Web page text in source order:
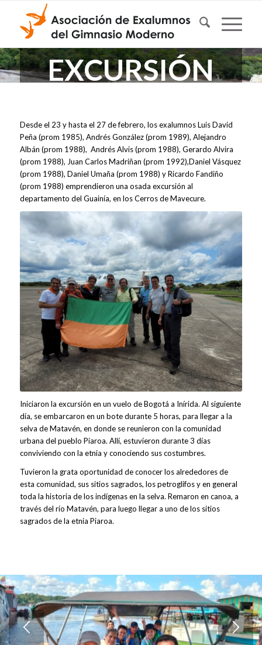
EXCURSIÓN
EXALUMNOS
2023
Cerros de Mavecure
Desde el 23 y hasta el 27 de febrero, los exalumnos Luis David
Peña (prom 1985), Andrés González (prom 1989), Alejandro
Albán (prom 1988), Andrés Alvis (prom 1988), Gerardo Alvira
(prom 1988), Juan Carlos Madriñan (prom 1992),Daniel Vásquez
(prom 1988), Daniel Umaña (prom 1988) y Ricardo Fandiño
(prom 1988) emprendieron una osada excursión al
departamento del Guainía, en los Cerros de Mavecure.
Iniciaron la excursión en un vuelo de Bogotá a Inírida. Al siguiente
día, se embarcaron en un bote durante 5 horas, para llegar a la
selva de Matavén, en donde se reunieron con la comunidad
urbana del pueblo Piaroa. Allí, estuvieron durante 3 días
conviviendo con la etnia y conociendo sus costumbres.
Tuvieron la grata oportunidad de conocer los alrededores de
esta comunidad, sus sitios sagrados, los petroglifos y en general
toda la historia de los indígenas en la selva. Remaron en canoa, a
través del río Matavén, para luego llegar a uno de los sitios
sagrados de la etnia Piaroa.